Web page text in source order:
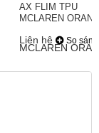
AX FLIM TPU
MCLAREN
Liên hệ So sánh